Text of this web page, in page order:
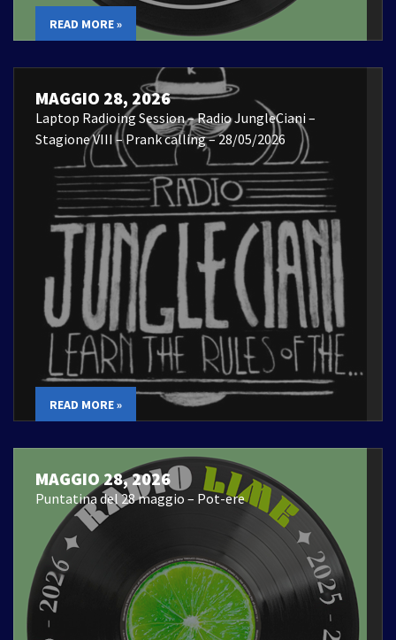
READ MORE »
MAGGIO 28, 2026
Laptop Radioing Session – Radio JungleCiani –
Stagione VIII – Prank calling – 28/05/2026
READ MORE »
MAGGIO 28, 2026
Puntatina del 28 maggio – Pot-ere